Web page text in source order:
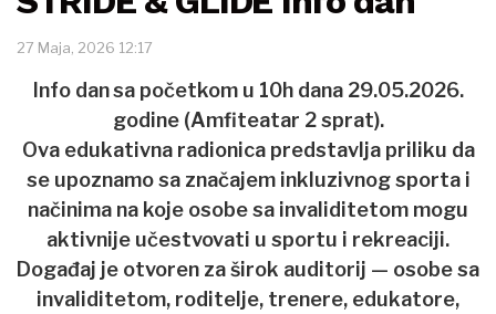
27 Maja, 2026 12:17
Info dansa početkom u 10h dana 29.05.2026.
godine (Amfiteatar 2 sprat).
Ova edukativna radionicapredstavlja priliku da
se upoznamo sa značajem inkluzivnog sporta i
načinima na koje osobe sa invaliditetom mogu
aktivnije učestvovati u sportu i rekreaciji.
Događaj je otvoren za širok auditorij — osobe sa
invaliditetom, roditelje, trenere, edukatore,